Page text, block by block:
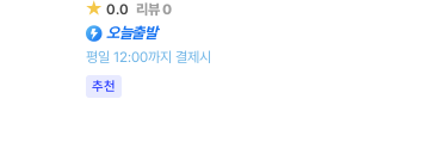
★ 0.0 리뷰0
오늘출발
평일 12:00까지 결제시
추천